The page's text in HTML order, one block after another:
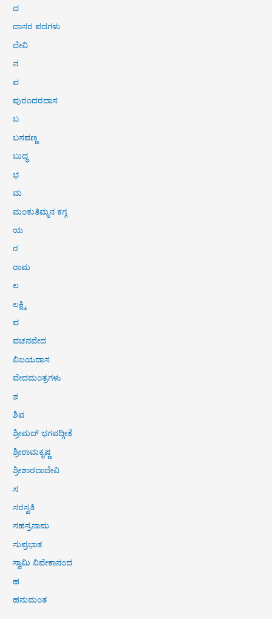
ದ
ದಾಸರ ಪದಗಳು
ದೇವಿ
ನ
ಪ
ಪುರಂದರದಾಸ
ಬ
ಬಸವಣ್ಣ
ಬುದ್ಧ
ಭ
ಮ
ಮಂಕುತಿಮ್ಮನ ಕಗ್ಗ
ಯ
ರ
ರಾಮ
ಲ
ಲಕ್ಷ್ಮಿ
ವ
ವಚನವೇದ
ವಿಜಯದಾಸ
ವೇದಮಂತ್ರಗಳು
ಶ
ಶಿವ
ಶ್ರೀಮದ್ ಭಗವದ್ಗೀತೆ
ಶ್ರೀರಾಮಕೃಷ್ಣ
ಶ್ರೀಶಾರದಾದೇವಿ
ಸ
ಸರಸ್ವತಿ
ಸಹಸ್ರನಾಮ
ಸುಪ್ರಭಾತ
ಸ್ವಾಮಿ ವಿವೇಕಾನಂದ
ಹ
ಹನುಮಂತ